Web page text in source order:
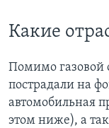
Какие
Помимо газовой
пострадали на
автомобильная
этом ниже), а